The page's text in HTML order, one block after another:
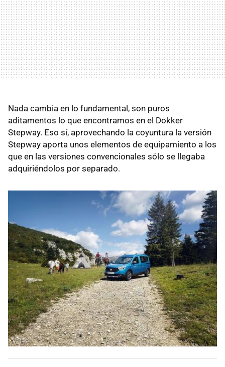
Nada cambia en lo fundamental, son puros
aditamentos lo que encontramos en el Dokker
Stepway. Eso sí, aprovechando la coyuntura la versión
Stepway aporta unos elementos de equipamiento a los
que en las versiones convencionales sólo se llegaba
adquiriéndolos por separado.